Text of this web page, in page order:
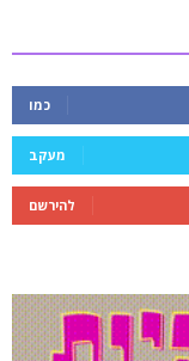
כמו
מעקב
להירשם